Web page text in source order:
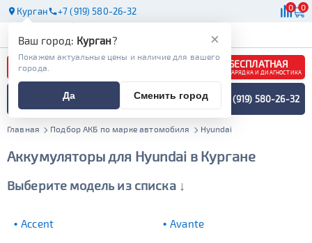
Курган +7 (919) 580-26-32 0 0
АКБ
БЕСПЛАТНАЯ
ЗАРЯДКА И ДИАГНОСТИКА
ПОДБОР АККУМУЛЯТОРА
СПЕЦИАЛИСТОМ +7 (919) 580-26-32
Главная Подбор АКБ по марке автомобиля Hyundai
Аккумуляторы для Hyundai в Кургане
Выберите модель из списка ↓
Accent Avante
×
Ваш город: Курган?
Покажем актуальные цены и наличие для вашего
города.
Да Сменить город